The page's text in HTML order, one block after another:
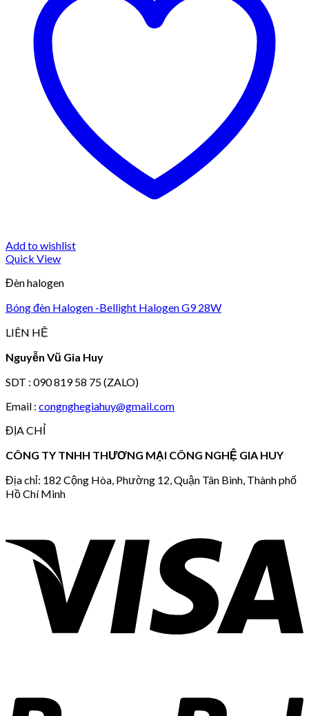
Add to wishlist
Quick View
Đèn halogen
Bóng đèn Halogen -Bellight Halogen G9 28W
LIÊN HỆ
Nguyễn Vũ Gia Huy
SDT : 090 819 58 75 (ZALO)
Email : congnghegiahuy@gmail.com
ĐỊA CHỈ
CÔNG TY TNHH THƯƠNG MẠI CÔNG NGHỆ GIA HUY
Địa chỉ: 182 Cộng Hòa, Phường 12, Quận Tân Bình, Thành phố
Hồ Chí Minh